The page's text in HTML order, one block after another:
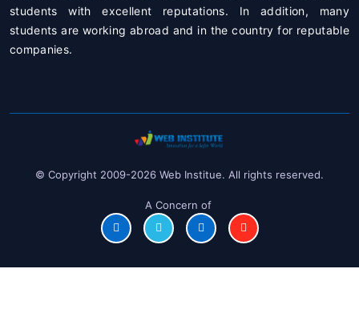
students with excellent reputations. In addition, many
students are working abroad and in the country for reputable
companies.
© Copyright 2009-2026 Web Institue. All rights reserved.
A Concern of